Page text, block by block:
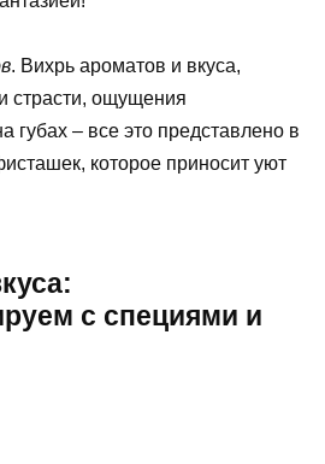
. Вихрь ароматов и вкуса,
страсти, ощущения
губах – все это представлено в
которое приносит уют
с специями и